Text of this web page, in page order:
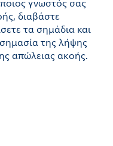
γνωστός σας
διαβάστε
τα σημάδια και
της λήψης
απώλειας ακοής.